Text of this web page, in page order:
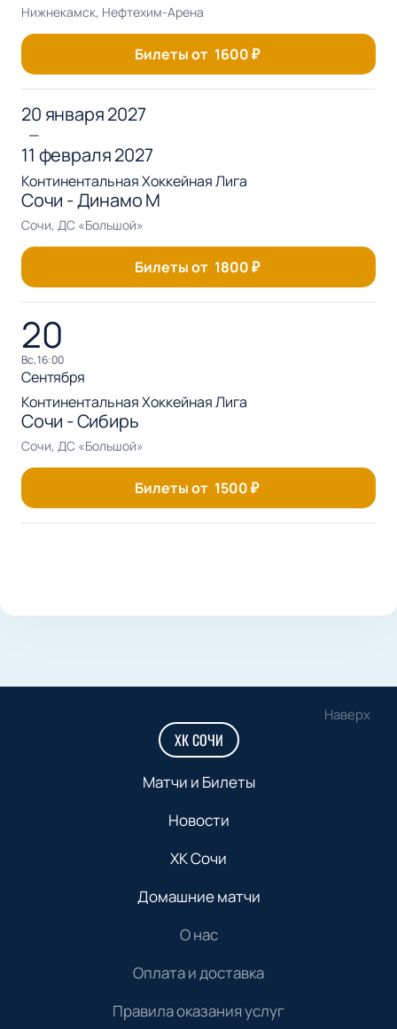
Нижнекамск, Нефтехим-Арена
Билеты от 1600₽
20 января 2027
—
11 февраля 2027
Континентальная Хоккейная Лига
Сочи - Динамо М
Сочи, ДС «Большой»
Билеты от 1800₽
20
вс, 16:00
Сентября
Континентальная Хоккейная Лига
Сочи - Сибирь
Сочи, ДС «Большой»
Билеты от 1500₽
Наверх
ХК СОЧИ
Матчи и Билеты
Новости
ХК Сочи
Домашние матчи
О нас
Оплата и доставка
Правила оказания услуг